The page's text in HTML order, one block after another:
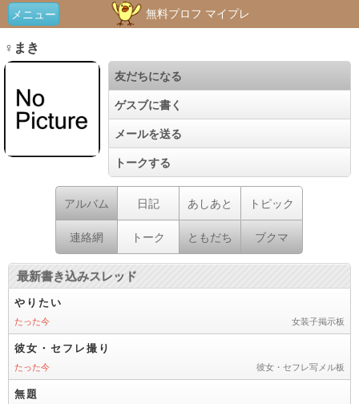
メニュー 無料プロフ マイプレ
♀まき
友だちになる
ゲスブに書く
メールを送る
トークする
アルバム 日記 あしあと トピック
連絡網 トーク ともだち ブクマ